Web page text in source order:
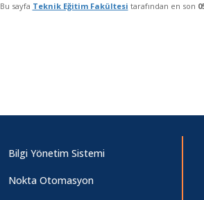
Bu sayfa Teknik Eğitim Fakültesi tarafından en son
Bilgi Yönetim Sistemi
Nokta Otomasyon